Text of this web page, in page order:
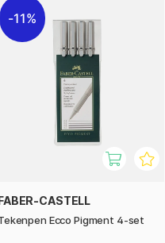
11%
CASTELL
Ecco Pigment 4-set